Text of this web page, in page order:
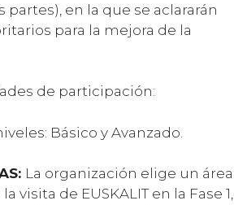
partes), en la que se aclararán
para la mejora de la
de participación:
Básico y Avanzado.
La organización elige un área
de EUSKALIT en la Fase 1,